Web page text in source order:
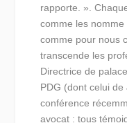
rapporte. ».
comme les nomme
comme pour nous
transcende les
Directrice de
PDG (dont celui de
conférence
avocat : tous